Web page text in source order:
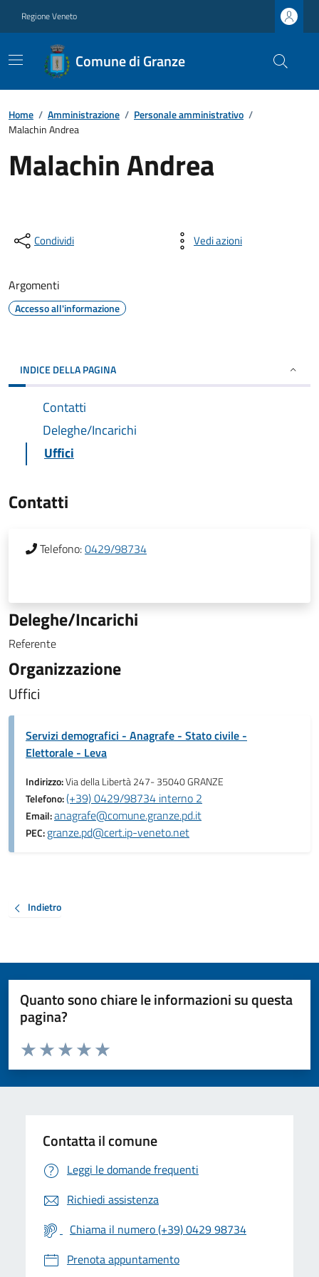
Regione Veneto
Comune di Granze
Home / Amministrazione / Personale amministrativo /
Malachin Andrea
Malachin Andrea
Condividi Vedi azioni
Argomenti
Accesso all'informazione
INDICE DELLA PAGINA
Contatti
Deleghe/Incarichi
Uffici
Contatti
Telefono:0429/98734
Deleghe/Incarichi
Referente
Organizzazione
Uffici
Servizi demografici - Anagrafe - Stato civile -
Elettorale - Leva
Indirizzo:Via della Libertà 247- 35040 GRANZE
Telefono:(+39) 0429/98734 interno 2
Email:anagrafe@comune.granze.pd.it
PEC:granze.pd@cert.ip-veneto.net
Indietro
Quanto sono chiare le informazioni su questa
pagina?
Valuta da 1 a 5 stelle la pagina
Valuta 5 stelle su 5
Valuta 4 stelle su 5
Valuta 3 stelle su 5
Valuta 2 stelle su 5
Valuta 1 stelle su 5
Contatta il comune
Leggi le domande frequenti
Richiedi assistenza
Chiama il numero (+39) 0429 98734
Prenota appuntamento